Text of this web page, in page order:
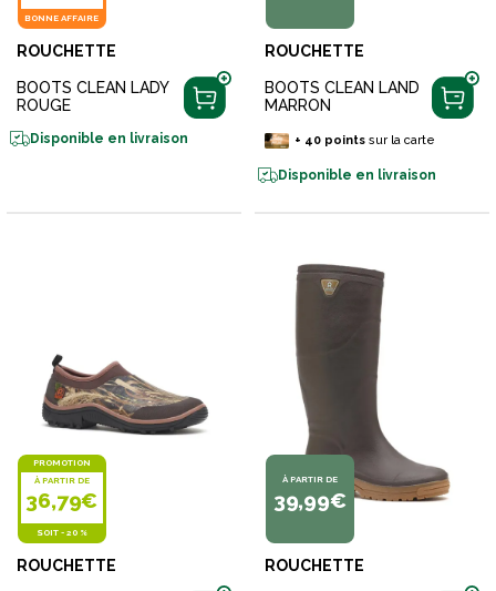
BONNE AFFAIRE
ROUCHETTE
BOOTS CLEAN LADY
ROUGE
Disponible en livraison
ROUCHETTE
BOOTS CLEAN LAND
MARRON
+ 40pointssur la carte
Disponible en livraison
PROMOTION
À PARTIR DE
36,79€
SOIT - 20 %
ROUCHETTE
À PARTIR DE
39,99€
ROUCHETTE